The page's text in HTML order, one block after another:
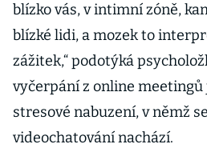
blízko vás, v intimní zóně,
blízké lidi, a mozek to
zážitek,“ podotýká
vyčerpání z online
stresové nabuzení, v němž
videochatování nachází.